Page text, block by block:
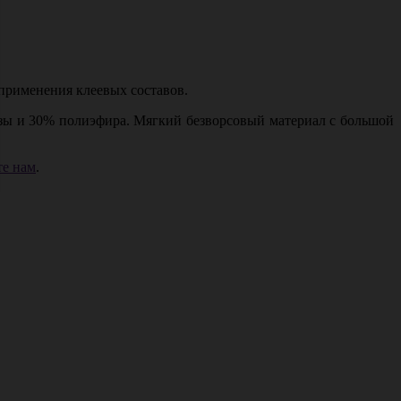
клеевых составов.
и 30% полиэфира. Мягкий безворсовый материал с большой
нам.